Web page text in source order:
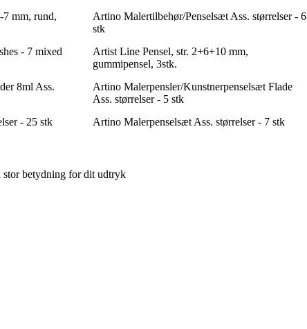
mm, rund,
Artino Malertilbehør/Penselsæt Ass. størrelser - 6
stk
- 7 mixed
Artist Line Pensel, str. 2+6+10 mm,
gummipensel, 3stk.
8ml Ass.
Artino Malerpensler/Kunstnerpenselsæt Flade
Ass. størrelser - 5 stk
- 25 stk
Artino Malerpenselsæt Ass. størrelser - 7 stk
stor betydning for dit udtryk